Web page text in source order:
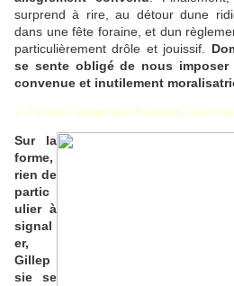
surprend à rire, au détour dune
dans une fête foraine, et dun
particulièrement drôle et jouissif.
se sente obligé de nous
convenue et inutilement
« Tu dois aimer les fessées, cest
Sur la
forme,
rien de
partic
ulier à
signal
er,
Gillep
sie se